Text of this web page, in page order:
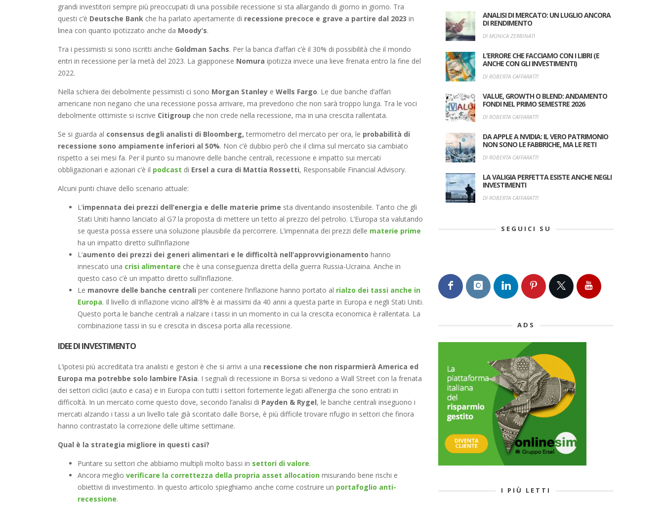
grandi investitori sempre più preoccupati di una possibile recessione si sta allargando di giorno in giorno. Tra
questi c’è Deutsche Bank che ha parlato apertamente di recessione precoce e grave a partire dal 2023 in
linea con quanto ipotizzato anche da Moody’s.
Tra i pessimisti si sono iscritti anche Goldman Sachs. Per la banca d’affari c’è il 30% di possibilità che il mondo
entri in recessione per la metà del 2023. La giapponese Nomura ipotizza invece una lieve frenata entro la fine del
2022.
Nella schiera dei debolmente pessimisti ci sono Morgan Stanley e Wells Fargo. Le due banche d’affari
americane non negano che una recessione possa arrivare, ma prevedono che non sarà troppo lunga. Tra le voci
debolmente ottimiste si iscrive Citigroup che non crede nella recessione, ma in una crescita rallentata.
Se si guarda al consensus degli analisti di Bloomberg, termometro del mercato per ora, le probabilità di
recessione sono ampiamente inferiori al 50%. Non c’è dubbio però che il clima sul mercato sia cambiato
rispetto a sei mesi fa. Per il punto su manovre delle banche centrali, recessione e impatto sui mercati
obbligazionari e azionari c’è il podcast di Ersel a cura di Mattia Rossetti, Responsabile Financial Advisory.
Alcuni punti chiave dello scenario attuale:
L’impennata dei prezzi dell’energia e delle materie prime sta diventando insostenibile. Tanto che gli
Stati Uniti hanno lanciato al G7 la proposta di mettere un tetto al prezzo del petrolio. L’Europa sta valutando
se questa possa essere una soluzione plausibile da percorrere. L’impennata dei prezzi delle materie prime
ha un impatto diretto sull’inflazione
L’aumento dei prezzi dei generi alimentari e le difficoltà nell’approvvigionamento hanno
innescato una crisi alimentare che è una conseguenza diretta della guerra Russia-Ucraina. Anche in
questo caso c’è un impatto diretto sull’inflazione.
Le manovre delle banche centrali per contenere l’inflazione hanno portato al rialzo dei tassi anche in
Europa. Il livello di inflazione vicino all’8% è ai massimi da 40 anni a questa parte in Europa e negli Stati Uniti.
Questo porta le banche centrali a rialzare i tassi in un momento in cui la crescita economica è rallentata. La
combinazione tassi in su e crescita in discesa porta alla recessione.
IDEE DI INVESTIMENTO
L’ipotesi più accreditata tra analisti e gestori è che si arrivi a una recessione che non risparmierà America ed
Europa ma potrebbe solo lambire l’Asia. I segnali di recessione in Borsa si vedono a Wall Street con la frenata
dei settori ciclici (auto e casa) e in Europa con tutti i settori fortemente legati all’energia che sono entrati in
difficoltà. In un mercato come questo dove, secondo l’analisi di Payden & Rygel, le banche centrali inseguono i
mercati alzando i tassi a un livello tale già scontato dalle Borse, è più difficile trovare rifugio in settori che finora
hanno contrastato la correzione delle ultime settimane.
Qual è la strategia migliore in questi casi?
Puntare su settori che abbiamo multipli molto bassi in settori di valore.
Ancora meglio verificare la correttezza della propria asset allocation misurando bene rischi e
obiettivi di investimento. In questo articolo spieghiamo anche come costruire un portafoglio anti-
recessione.
ANALISI DI MERCATO: UN LUGLIO ANCORA
DI RENDIMENTO
DI MONICA ZERBINATI
L’ERRORE CHE FACCIAMO CON I LIBRI (E
ANCHE CON GLI INVESTIMENTI)
DI ROBERTA CAFFARATTI
VALUE, GROWTH O BLEND: ANDAMENTO
FONDI NEL PRIMO SEMESTRE 2026
DI ROBERTA CAFFARATTI
DA APPLE A NVIDIA: IL VERO PATRIMONIO
NON SONO LE FABBRICHE, MA LE RETI
DI ROBERTA CAFFARATTI
LA VALIGIA PERFETTA ESISTE ANCHE NEGLI
INVESTIMENTI
DI ROBERTA CAFFARATTI
SEGUICI SU
ADS
I PIÙ LETTI